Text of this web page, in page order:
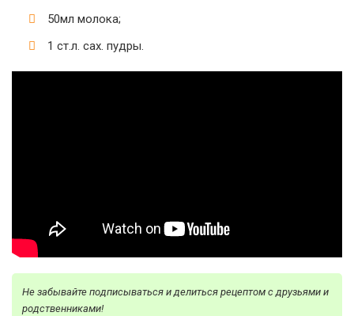
50мл молока;
1 ст.л. сах. пудры.
Не забывайте подписываться и делиться рецептом с друзьями и
родственниками!